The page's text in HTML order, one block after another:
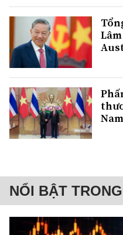
NỔI BẬT